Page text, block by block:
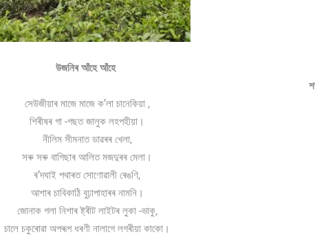
উজনিৰ আঁহে আঁহে
সেউজীয়াৰ মাজে মাজে ক’লা চানেকিয়া ,
শিৰীষৰ গা -গছত জালুক লহপহীয়া।
নীলিম সীমনাত ডাৱৰৰ খেলা,
সৰু সৰু বাগিছাৰ আলিত মজদুৰৰ মেলা।
ৰ’দঘাই পথাৰত সোণোৱালী ৰেঙণি,
আশাৰ চাবিকাঠি বুঢ়াপাহাৰৰ নামনি।
জোনাক গলা নিশাৰ ষ্ট্ৰীট লাইটৰ লুকা -ভাকু,
চালে চকুৰোৱা অপৰূপ ধৰণী নালাগে লগৰীয়া কাকো।